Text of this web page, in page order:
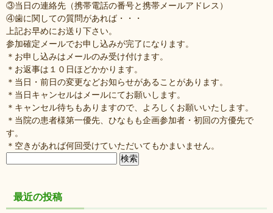
③当日の連絡先（携帯電話の番号と携帯メールアドレス）
④歯に関しての質問があれば・・・
上記お早めにお送り下さい。
参加確定メールでお申し込みが完了になります。
＊お申し込みはメールのみ受け付けます。
＊お返事は１０日ほどかかります。
＊当日・前日の変更などお知らせがあることがあります。
＊当日キャンセルはメールにてお願いします。
＊キャンセル待ちもありますので、よろしくお願いいたします。
＊当院の患者様第一優先、ひなもも企画参加者・初回の方優先で
す。
＊空きがあれば何回受けていただいてもかまいません。
最近の投稿